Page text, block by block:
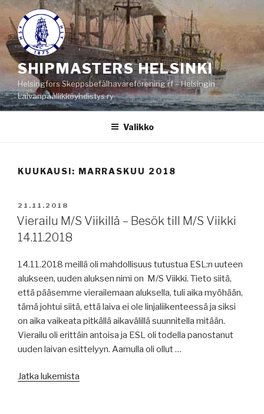
Siirry
sisältöön
SHIPMASTERS HELSINKI
Helsingfors Skeppsbefälhavareförening rf – Helsingin
Laivanpäällikköyhdistys ry
Valikko
KUUKAUSI: MARRASKUU 2018
JULKAISTU
21.11.2018
Vierailu M/S Viikillä – Besök till M/S Viikki
14.11.2018
14.11.2018 meillä oli mahdollisuus tutustua ESL:n uuteen
alukseen, uuden aluksen nimi on M/S Viikki. Tieto siitä,
että pääsemme vierailemaan aluksella, tuli aika myöhään,
tämä johtui siitä, että laiva ei ole linjaliikenteessä ja siksi
on aika vaikeata pitkällä aikavälillä suunnitella mitään.
Vierailu oli erittäin antoisa ja ESL oli todella panostanut
uuden laivan esittelyyn. Aamulla oli ollut …
Jatka lukemista